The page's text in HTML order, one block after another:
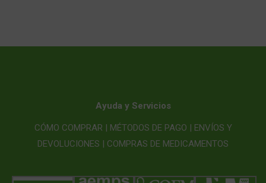
Ayuda y Servicios
CÓMO COMPRAR | MÉTODOS DE PAGO | ENVÍOS Y
DEVOLUCIONES | COMPRAS DE MEDICAMENTOS